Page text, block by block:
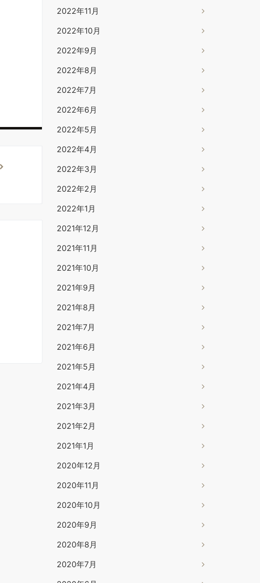
2022年11月
2022年10月
2022年9月
2022年8月
2022年7月
2022年6月
2022年5月
2022年4月
2022年3月
2022年2月
2022年1月
2021年12月
2021年11月
2021年10月
2021年9月
2021年8月
2021年7月
2021年6月
2021年5月
2021年4月
2021年3月
2021年2月
2021年1月
2020年12月
2020年11月
2020年10月
2020年9月
2020年8月
2020年7月